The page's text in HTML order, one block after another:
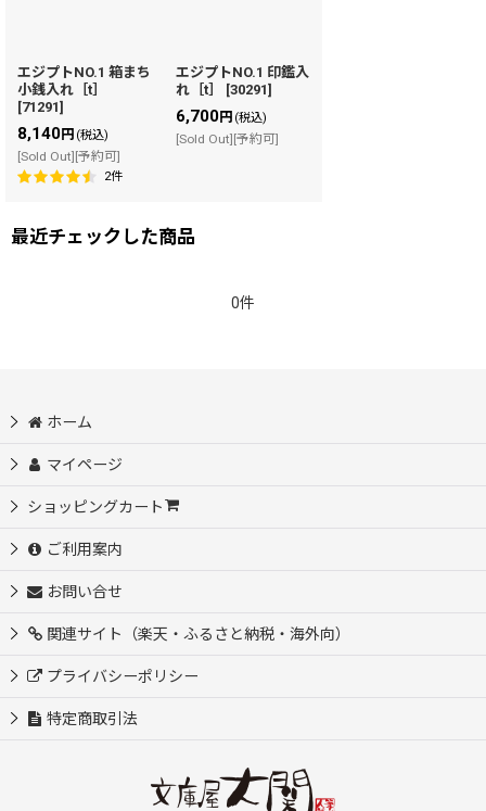
エジプトNO.1 箱まち
小銭入れ［t］
[71291]
8,140円 (税込)
[Sold Out][予約可]
2件
エジプトNO.1 印鑑入
れ［t］
[30291]
6,700円 (税込)
[Sold Out][予約可]
最近チェックした商品
0件
ホーム
マイページ
ショッピングカート
ご利用案内
お問い合せ
関連サイト（楽天・ふるさと納税・海外向）
プライバシーポリシー
特定商取引法